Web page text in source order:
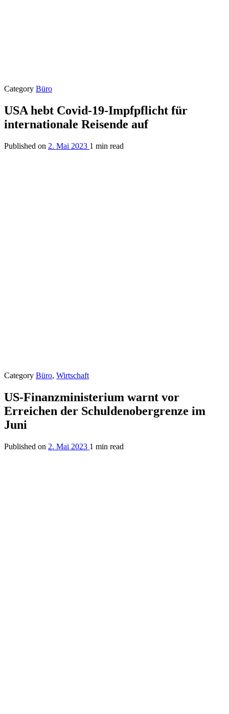
Category Büro
USA hebt Covid-19-Impfpflicht für
internationale Reisende auf
Published on 2. Mai 2023 1 min read
Category Büro, Wirtschaft
US-Finanzministerium warnt vor
Erreichen der Schuldenobergrenze im
Juni
Published on 2. Mai 2023 1 min read